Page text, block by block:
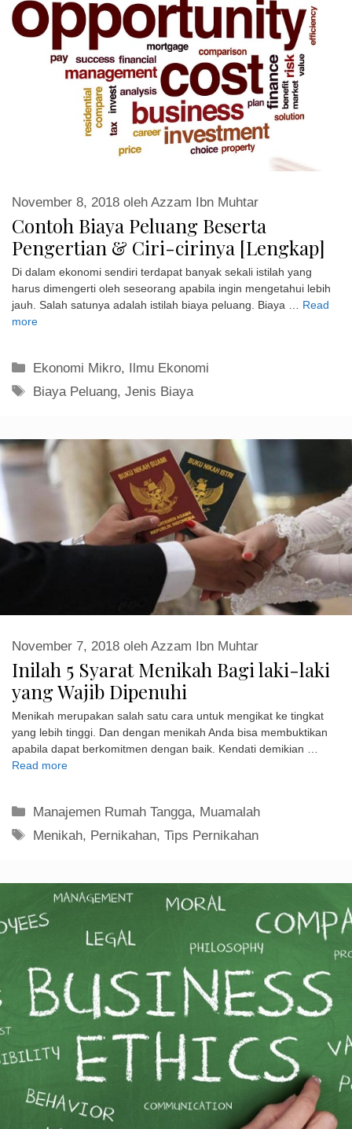
Contoh Biaya Peluang Beserta
Pengertian & Ciri-cirinya [Lengkap]
November 8, 2018 oleh Azzam Ibn Muhtar
Di dalam ekonomi sendiri terdapat banyak sekali istilah yang
harus dimengerti oleh seseorang apabila ingin mengetahui lebih
jauh. Salah satunya adalah istilah biaya peluang. Biaya …
Read
more
Kategori
Ekonomi Mikro, Ilmu Ekonomi
Tag
Biaya Peluang,Jenis Biaya
Inilah 5 Syarat Menikah Bagi laki-laki
yang Wajib Dipenuhi
November 7, 2018 oleh Azzam Ibn Muhtar
Menikah merupakan salah satu cara untuk mengikat ke tingkat
yang lebih tinggi. Dan dengan menikah Anda bisa membuktikan
apabila dapat berkomitmen dengan baik. Kendati demikian …
Read more
Kategori
Manajemen Rumah Tangga, Muamalah
Tag
Menikah, Pernikahan,Tips Pernikahan